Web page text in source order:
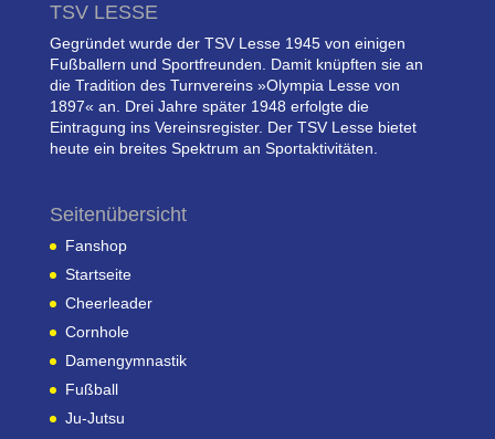
TSV LESSE
Gegründet wurde der TSV Lesse 1945 von einigen
Fußballern und Sportfreunden. Damit knüpften sie an
die Tradition des Turnvereins »Olympia Lesse von
1897« an. Drei Jahre später 1948 erfolgte die
Eintragung ins Vereinsregister. Der TSV Lesse bietet
heute ein breites Spektrum an Sportaktivitäten.
Seitenübersicht
Fanshop
Startseite
Cheerleader
Cornhole
Damengymnastik
Fußball
Ju-Jutsu